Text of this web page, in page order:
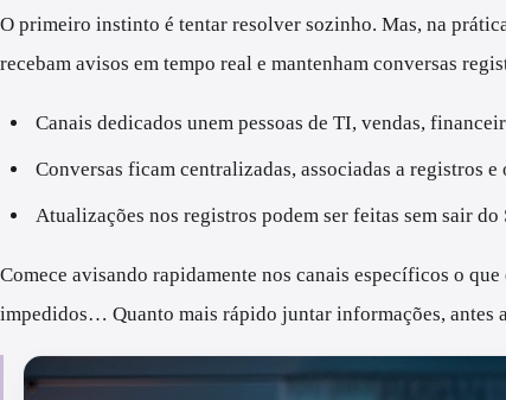
O primeiro instinto é tentar resolver sozinho. Mas, na
recebam avisos em tempo real e mantenham conversas
Canais dedicados unem pessoas de TI, vendas,
Conversas ficam centralizadas, associadas a registros
Atualizações nos registros podem ser feitas sem sair do
Comece avisando rapidamente nos canais específicos o
impedidos… Quanto mais rápido juntar informações, antes